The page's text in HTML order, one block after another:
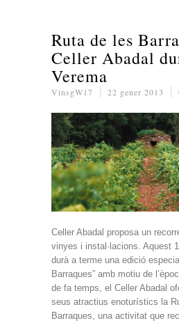
Ruta de les
Celler Abadal
Verema
VinsgW17 22 gener 2013
Celler Abadal proposa un
vinyes i instal·lacions. Aquest
durà a terme una edició
Barraques” amb motiu de
de fa temps, el Celler Abadal
seus atractius enoturístics la
Barraques, una activitat que